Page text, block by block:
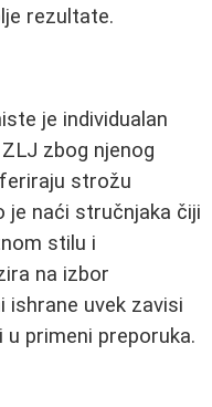
rezultate.
je individualan
zbog njenog
strožu
je naći stručnjaka čiji
stilu i
na izbor
ishrane uvek zavisi
primeni preporuka.